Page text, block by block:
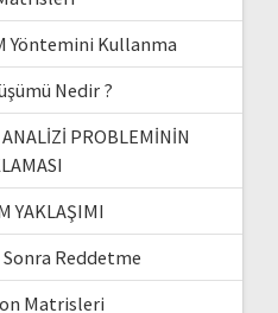
Yöntemini Kullanma
Nedir ?
PROBLEMİNİN
YAKLAŞIMI
Reddetme
Matrisleri